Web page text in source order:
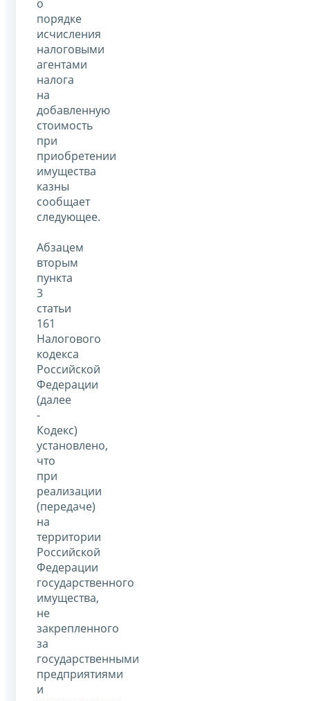
о
порядке
исчисления
налоговыми
агентами
налога
на
добавленную
стоимость
при
приобретении
имущества
казны
сообщает
следующее.
Абзацем
вторым
пункта
3
статьи
161
Налогового
кодекса
Российской
Федерации
(далее
-
Кодекс)
установлено,
что
при
реализации
(передаче)
на
территории
Российской
Федерации
государственного
имущества,
не
закрепленного
за
государственными
предприятиями
и